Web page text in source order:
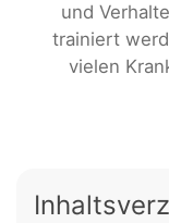
und
trainiert
vielen